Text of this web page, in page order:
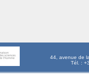
44, avenue de
Tél. :